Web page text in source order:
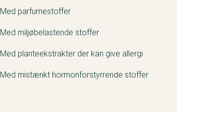
Med parfumestoffer
Med miljøbelastende stoffer
Med planteekstrakter der kan give allergi
Med mistænkt hormonforstyrrende stoffer